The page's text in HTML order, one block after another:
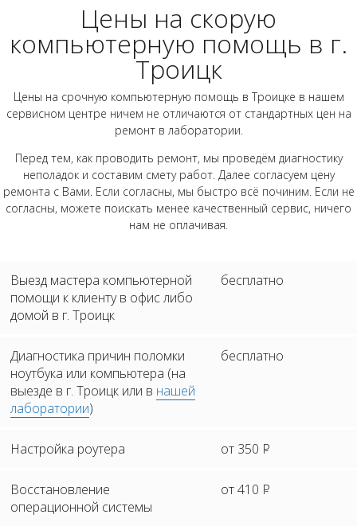
Цены на скорую
компьютерную помощь в г.
Троицк
Цены на срочную компьютерную помощь в Троицке в нашем
сервисном центре ничем не отличаются от стандартных цен на
ремонт в лаборатории.
Перед тем, как проводить ремонт, мы проведём диагностику
неполадок и составим смету работ. Далее согласуем цену
ремонта с Вами. Если согласны, мы быстро всё починим. Если не
согласны, можете поискать менее качественный сервис, ничего
нам не оплачивая.
Выезд мастера компьютерной
помощи к клиенту в офис либо
домой в г. Троицк
бесплатно
Диагностика причин поломки
ноутбука или компьютера (на
выезде в г. Троицк или в нашей
лаборатории)
бесплатно
Настройка роутера от 350 Р
Восстановление
операционной системы
от 410 Р